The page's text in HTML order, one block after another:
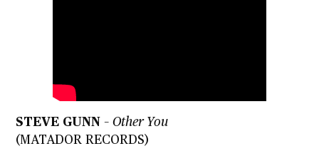
STEVE GUNN –Other You
(MATADOR RECORDS)